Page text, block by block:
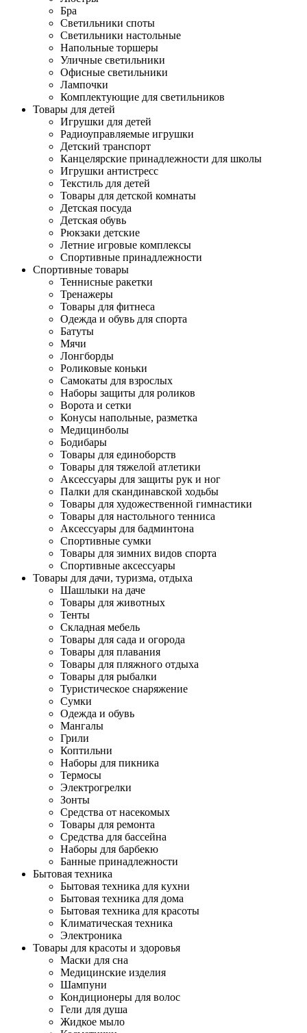
Бра
Светильники споты
Светильники настольные
Напольные торшеры
Уличные светильники
Офисные светильники
Лампочки
Комплектующие для светильников
Товары для детей
Игрушки для детей
Радиоуправляемые игрушки
Детский транспорт
Канцелярские принадлежности для школы
Игрушки антистресс
Текстиль для детей
Товары для детской комнаты
Детская посуда
Детская обувь
Рюкзаки детские
Летние игровые комплексы
Спортивные принадлежности
Спортивные товары
Теннисные ракетки
Тренажеры
Товары для фитнеса
Одежда и обувь для спорта
Батуты
Мячи
Лонгборды
Роликовые коньки
Самокаты для взрослых
Наборы защиты для роликов
Ворота и сетки
Конусы напольные, разметка
Медицинболы
Бодибары
Товары для единоборств
Товары для тяжелой атлетики
Аксессуары для защиты рук и ног
Палки для скандинавской ходьбы
Товары для художественной гимнастики
Товары для настольного тенниса
Аксессуары для бадминтона
Спортивные сумки
Товары для зимних видов спорта
Спортивные аксессуары
Товары для дачи, туризма, отдыха
Шашлыки на даче
Товары для животных
Тенты
Складная мебель
Товары для сада и огорода
Товары для плавания
Товары для пляжного отдыха
Товары для рыбалки
Туристическое снаряжение
Сумки
Одежда и обувь
Мангалы
Грили
Коптильни
Наборы для пикника
Термосы
Электрогрелки
Зонты
Средства от насекомых
Товары для ремонта
Средства для бассейна
Наборы для барбекю
Банные принадлежности
Бытовая техника
Бытовая техника для кухни
Бытовая техника для дома
Бытовая техника для красоты
Климатическая техника
Электроника
Товары для красоты и здоровья
Маски для сна
Медицинские изделия
Шампуни
Кондиционеры для волос
Гели для душа
Жидкое мыло